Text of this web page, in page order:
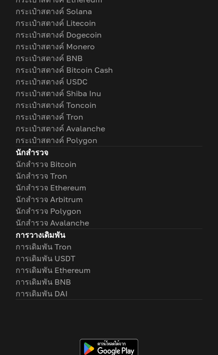
กระเป๋าสตางค์ Solana
กระเป๋าสตางค์ Litecoin
กระเป๋าสตางค์ Dogecoin
กระเป๋าสตางค์ Monero
กระเป๋าสตางค์ BNB
กระเป๋าสตางค์ Bitcoin Cash
กระเป๋าสตางค์ USDC
กระเป๋าสตางค์ Shiba Inu
กระเป๋าสตางค์ Toncoin
กระเป๋าสตางค์ Tron
กระเป๋าสตางค์ Avalanche
กระเป๋าสตางค์ Polygon
นักสำรวจ
นักสำรวจ Bitcoin
นักสำรวจ Tron
นักสำรวจ Ethereum
นักสำรวจ Arbitrum
นักสำรวจ Polygon
นักสำรวจ Avalanche
การวางเดิมพัน
การเดิมพัน Tron
การเดิมพัน USDT
การเดิมพัน Ethereum
การเดิมพัน BNB
การเดิมพัน DAI